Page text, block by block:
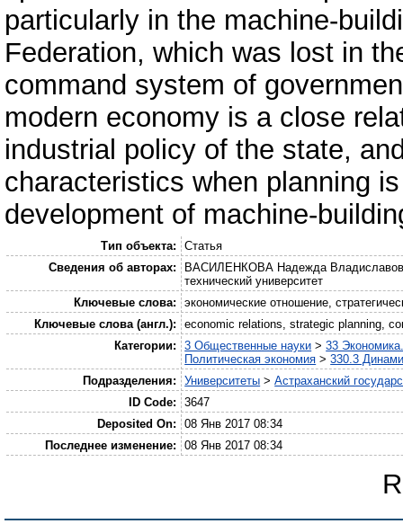
particularly in the machine-
Federation, which was lost in
command system of
modern economy is a close
industrial policy of the state,
characteristics when planning
development of machine-
Тип объекта:
Статья
Сведения об авторах:
ВАСИЛЕНКОВА Надежда
технический университет
Ключевые слова:
экономические отношение,
Ключевые слова (англ.):
economic relations, strategic planning,
Категории:
3 Общественные науки >33
Политическая экономия >330.3
Подразделения:
Университеты >Астраханский
ID Code:
3647
Deposited On:
08 Янв 2017 08:34
Последнее изменение:
08 Янв 2017 08:34